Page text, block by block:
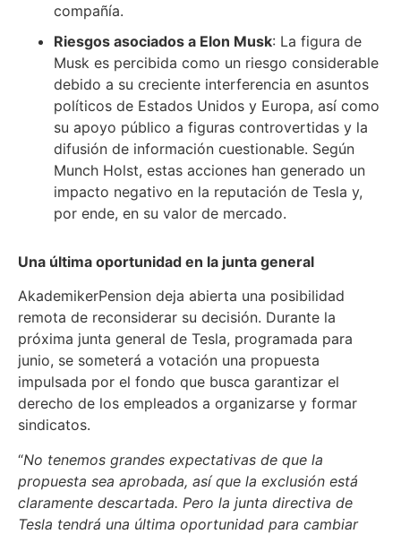
compañía.
Riesgos asociados a Elon Musk: La figura de
Musk es percibida como un riesgo considerable
debido a su creciente interferencia en asuntos
políticos de Estados Unidos y Europa, así como
su apoyo público a figuras controvertidas y la
difusión de información cuestionable. Según
Munch Holst, estas acciones han generado un
impacto negativo en la reputación de Tesla y,
por ende, en su valor de mercado.
Una última oportunidad en la junta general
AkademikerPension deja abierta una posibilidad
remota de reconsiderar su decisión. Durante la
próxima junta general de Tesla, programada para
junio, se someterá a votación una propuesta
impulsada por el fondo que busca garantizar el
derecho de los empleados a organizarse y formar
sindicatos.
“No tenemos grandes expectativas de que la
propuesta sea aprobada, así que la exclusión está
claramente descartada. Pero la junta directiva de
Tesla tendrá una última oportunidad para cambiar